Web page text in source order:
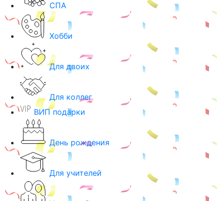
СПА
Хобби
Для двоих
Для коллег
ВИП подарки
День рождения
Для учителей